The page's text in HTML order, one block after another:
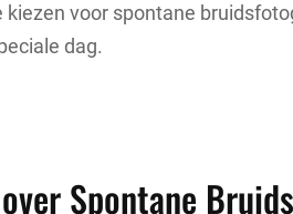
voor spontane
dag.
Spontane